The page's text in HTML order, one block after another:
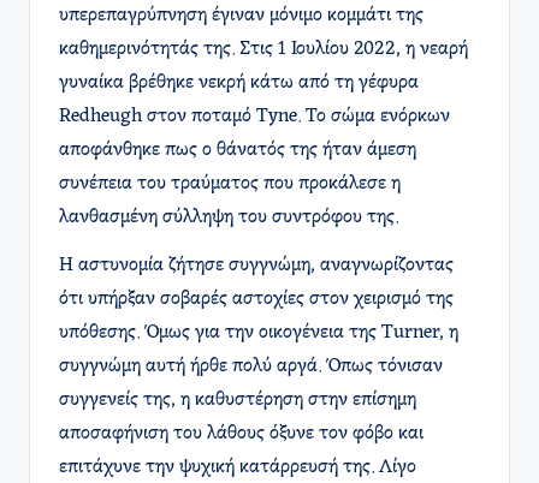
υπερεπαγρύπνηση έγιναν μόνιμο κομμάτι της
καθημερινότητάς της. Στις 1 Ιουλίου 2022, η νεαρή
γυναίκα βρέθηκε νεκρή κάτω από τη γέφυρα
Redheugh στον ποταμό Tyne. Το σώμα ενόρκων
αποφάνθηκε πως ο θάνατός της ήταν άμεση
συνέπεια του τραύματος που προκάλεσε η
λανθασμένη σύλληψη του συντρόφου της.
Η αστυνομία ζήτησε συγγνώμη, αναγνωρίζοντας
ότι υπήρξαν σοβαρές αστοχίες στον χειρισμό της
υπόθεσης. Όμως για την οικογένεια της Turner, η
συγγνώμη αυτή ήρθε πολύ αργά. Όπως τόνισαν
συγγενείς της, η καθυστέρηση στην επίσημη
αποσαφήνιση του λάθους όξυνε τον φόβο και
επιτάχυνε την ψυχική κατάρρευσή της. Λίγο